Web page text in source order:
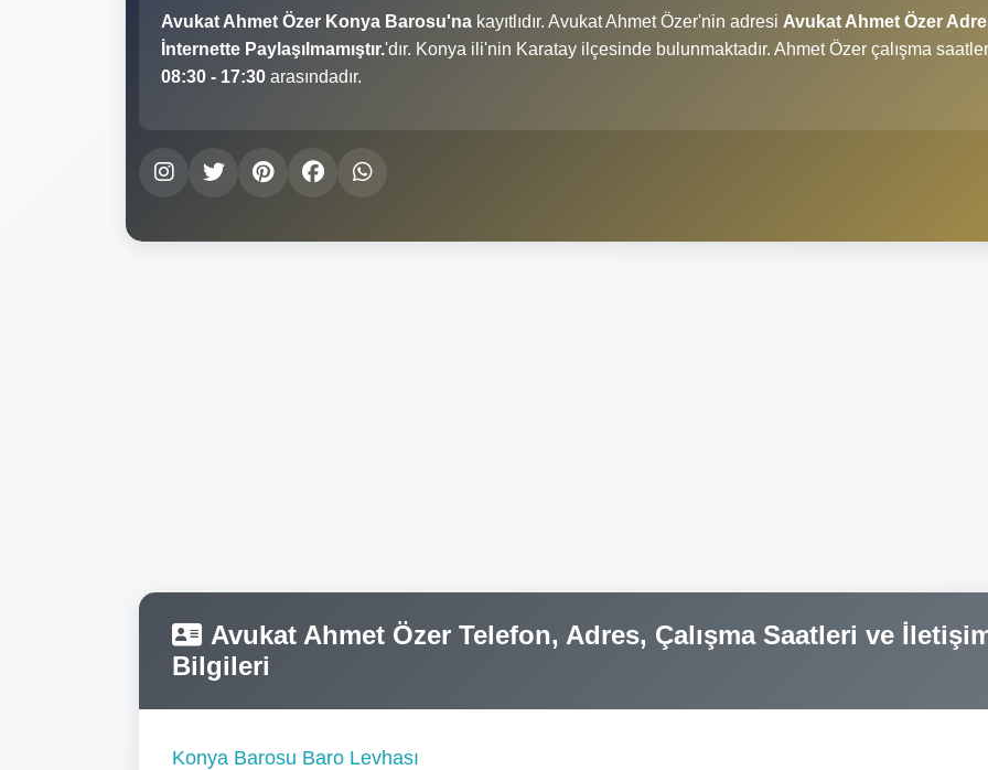
Avukat Ahmet Özer Konya Barosu'na kayıtlıdır. Avukat Ahmet Özer'nin adresi Avukat Ahmet Özer
İnternette Paylaşılmamıştır.'dır. Konya ili'nin Karatay ilçesinde bulunmaktadır. Ahmet Özer çalışma
08:30 - 17:30 arasındadır.
Avukat Ahmet Özer Telefon, Adres, Çalışma Saatleri ve
Bilgileri
Konya Barosu Baro Levhası